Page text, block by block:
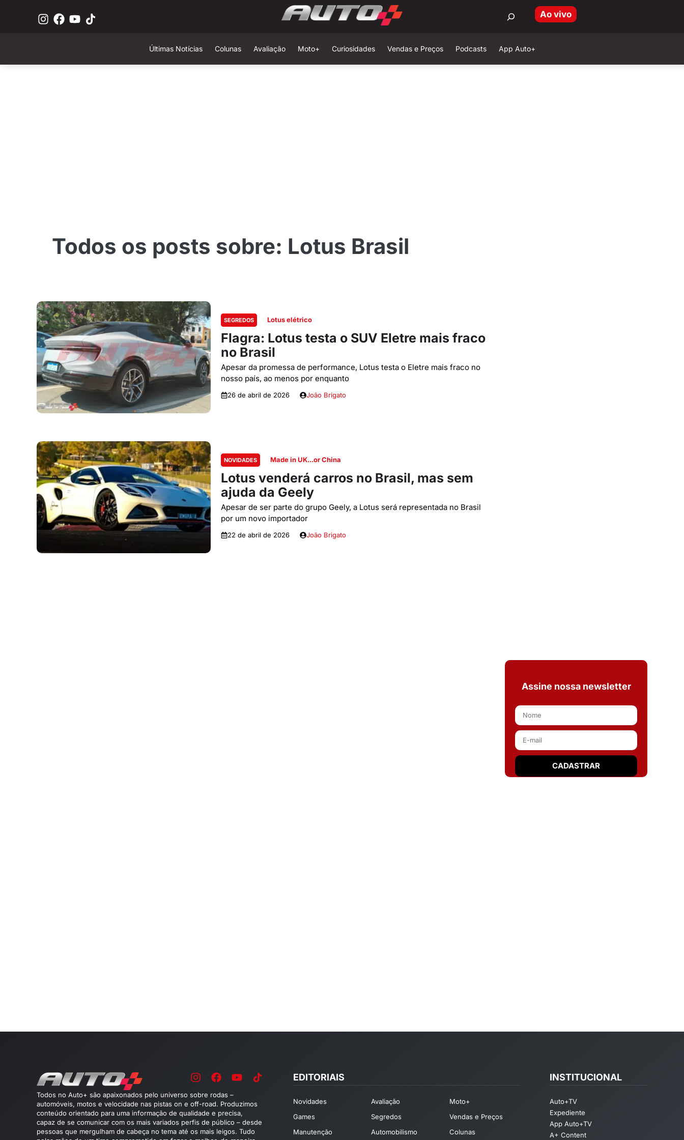
Ao vivo
Últimas Notícias Colunas Avaliação Moto+ Curiosidades Vendas e Preços Podcasts App Auto+
Lotus Brasil
SEGREDOS Lotus elétrico
Flagra: Lotus testa o SUV Eletre mais fraco
no Brasil
Apesar da promessa de performance, Lotus testa o Eletre mais fraco no
nosso país, ao menos por enquanto
26 de abril de 2026 João Brigato
NOVIDADES Made in UK...or China
Lotus venderá carros no Brasil, mas sem
ajuda da Geely
Apesar de ser parte do grupo Geely, a Lotus será representada no Brasil
por um novo importador
22 de abril de 2026 João Brigato
Assine nossa newsletter
Todos no Auto+ são apaixonados pelo universo sobre rodas –
automóveis, motos e velocidade nas pistas on e off-road. Produzimos
conteúdo orientado para uma informação de qualidade e precisa,
capaz de se comunicar com os mais variados perfis de público – desde
pessoas que mergulham de cabeça no tema até os mais leigos. Tudo
EDITORIAIS
Novidades Avaliação
Moto+
Games
Segredos
Vendas e Preços
Manutenção
Automobilismo Colunas
INSTITUCIONAL
Auto+TV
Expediente
App Auto+TV
A+ Content